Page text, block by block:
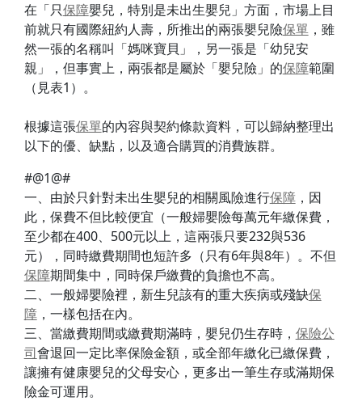
在「只保障嬰兒，特別是未出生嬰兒」方面，市場上目
前就只有國際紐約人壽，所推出的兩張嬰兒險保單，雖
然一張的名稱叫「媽咪寶貝」，另一張是「幼兒安
親」，但事實上，兩張都是屬於「嬰兒險」的保障範圍
（見表1）。
根據這張保單的內容與契約條款資料，可以歸納整理出
以下的優、缺點，以及適合購買的消費族群。
#@1@#
一、由於只針對未出生嬰兒的相關風險進行保障，因
此，保費不但比較便宜（一般婦嬰險每萬元年繳保費，
至少都在400、500元以上，這兩張只要232與536
元），同時繳費期間也短許多（只有6年與8年）。不但
保障期間集中，同時保戶繳費的負擔也不高。
二、一般婦嬰險裡，新生兒該有的重大疾病或殘缺保
障，一樣包括在內。
三、當繳費期間或繳費期滿時，嬰兒仍生存時， 保險公
司會退回一定比率保險金額，或全部年繳化已繳保費，
讓擁有健康嬰兒的父母安心，更多出一筆生存或滿期保
險金可運用。